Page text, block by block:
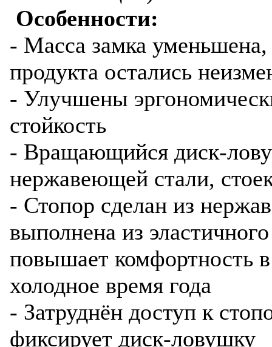
Особенности:
- Масса замка
продукта остались
- Улучшены
стойкость
- Вращающийся диск-
нержавеющей стали,
- Стопор сделан из
выполнена из
повышает комфортность
холодное время года
- Затруднён доступ к
фиксирует диск-ловушку